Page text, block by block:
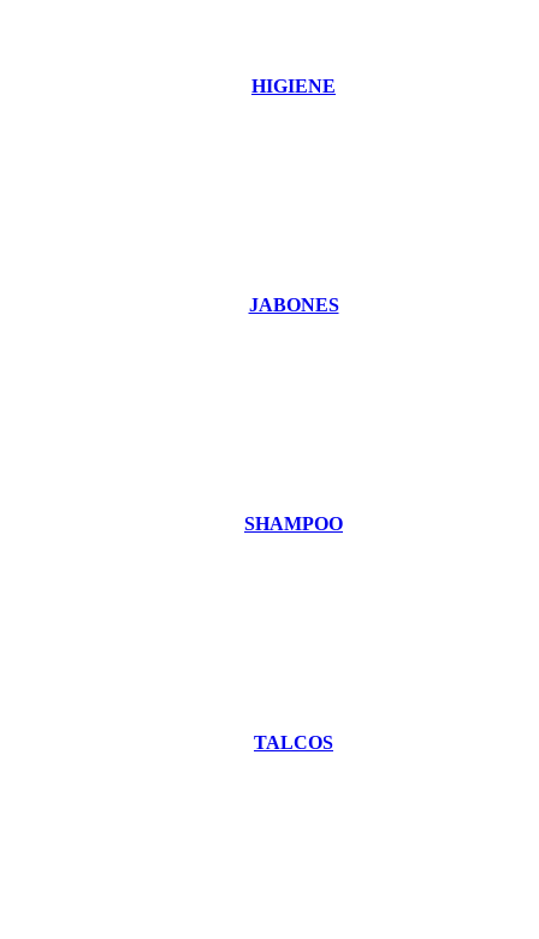
HIGIENE
JABONES
SHAMPOO
TALCOS